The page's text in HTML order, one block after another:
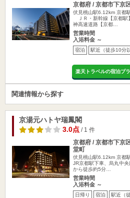
京都府 / 京都市下京
伏見桃山駅6.12km 京都
ＪＲ・新幹線【京都
神高速道路【京都…
営業時間
入浴料金 ～
宿泊 駅近（徒歩10分
楽天トラベルの宿泊プ
関連情報から探す
京湯元ハトヤ瑞鳳閣
3.0点/ 1 件
京都府 / 京都市下京
堂町
伏見桃山駅6.12km 京都
JR京都駅下車、烏丸中央
から徒歩約5分…
営業時間
入浴料金 ～
日帰り 宿泊 駅近（